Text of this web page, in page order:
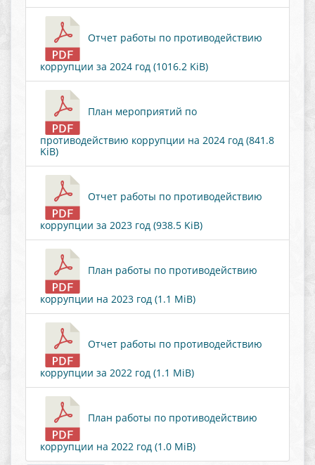
Отчет работы по противодействию
коррупции за 2024 год (1016.2 KiB)
План мероприятий по
противодействию коррупции на 2024 год (841.8
KiB)
Отчет работы по противодействию
коррупции за 2023 год (938.5 KiB)
План работы по противодействию
коррупции на 2023 год (1.1 MiB)
Отчет работы по противодействию
коррупции за 2022 год (1.1 MiB)
План работы по противодействию
коррупции на 2022 год (1.0 MiB)